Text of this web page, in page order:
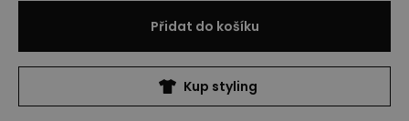
Přidat do košíku
Kup styling